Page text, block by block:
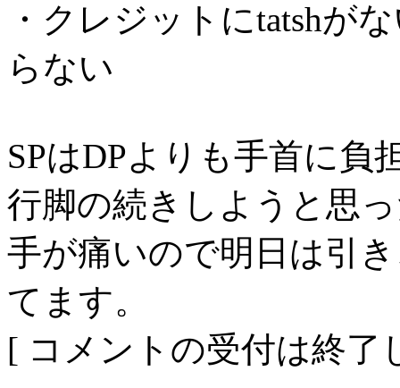
・クレジットにtatshが
らない
SPはDPよりも手首に負
行脚の続きしようと思
手が痛いので明日は引
てます。
[ コメントの受付は終了